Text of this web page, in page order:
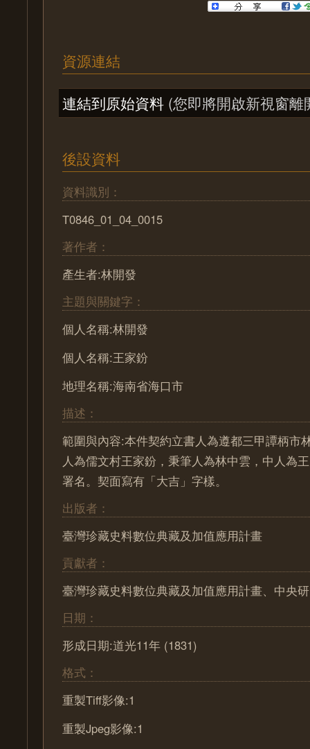
資源連結
連結到原始資料 (您即將開啟新視窗離
後設資料
資料識別：
T0846_01_04_0015
著作者：
產生者:林開發
主題與關鍵字：
個人名稱:林開發
個人名稱:王家鈖
地理名稱:海南省海口市
描述：
範圍與內容:本件契約立書人為遵都三甲譚柄市
人為儒文村王家鈖，秉筆人為林中雲，中人為
署名。契面寫有「大吉」字樣。
出版者：
臺灣珍藏史料數位典藏及加值應用計畫
貢獻者：
臺灣珍藏史料數位典藏及加值應用計畫、中央
日期：
形成日期:道光11年 (1831)
格式：
重製Tiff影像:1
重製Jpeg影像:1